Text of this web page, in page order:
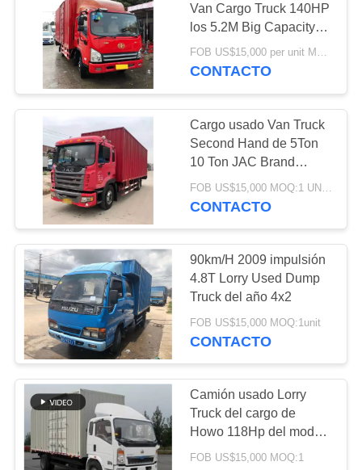
Van Cargo Truck 140HP
los 5.2M Big Capacity
4x2 segundo 2018 años
FOB US$15,000 per unit MOQ:1 unidad
CONTACTO
Cargo usado Van Truck
Second Hand de 5Ton
10 Ton JAC Brand
Second Hand 4x2 LHD
2016 años
CONTACTO
90km/H 2009 impulsión
4.8T Lorry Used Dump
Truck del año 4x2
FOB US$15,000 MOQ:1unit
CONTACTO
Camión usado Lorry
Truck del cargo de
Howo 118Hp del modo
de la impulsión de Howo
FOB US$15,000 MOQ:1